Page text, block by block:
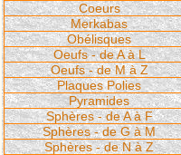
Coeurs
Merkabas
Obélisques
Oeufs - de A à L
Oeufs - de M à Z
Plaques Polies
Pyramides
Sphères - de A à F
Sphères - de G à M
Sphères - de N à Z